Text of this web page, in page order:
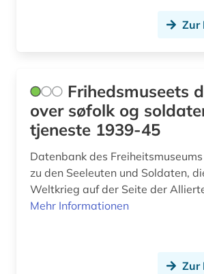
Zur
Frihedsmuseets
over søfolk og
tjeneste 1939-45
Datenbank des
zu den Seeleuten und Soldaten,
Weltkrieg auf der Seite der
Mehr Informationen
Zur